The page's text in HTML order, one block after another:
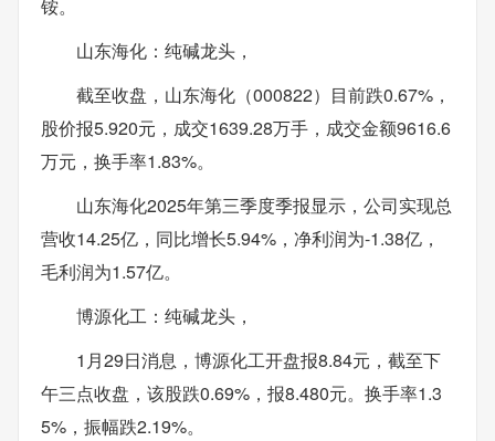
铵。
山东海化：纯碱龙头，
截至收盘，山东海化（000822）目前跌0.67%，
股价报5.920元，成交1639.28万手，成交金额9616.6
万元，换手率1.83%。
山东海化2025年第三季度季报显示，公司实现总
营收14.25亿，同比增长5.94%，净利润为-1.38亿，
毛利润为1.57亿。
博源化工：纯碱龙头，
1月29日消息，博源化工开盘报8.84元，截至下
午三点收盘，该股跌0.69%，报8.480元。换手率1.3
5%，振幅跌2.19%。